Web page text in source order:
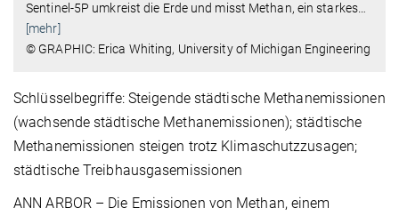
Sentinel-5P umkreist die Erde und misst Methan, ein starkes…
[mehr]
© GRAPHIC: Erica Whiting, University of Michigan Engineering
Schlüsselbegriffe: Steigende städtische Methanemissionen
(wachsende städtische Methanemissionen); städtische
Methanemissionen steigen trotz Klimaschutzzusagen;
städtische Treibhausgasemissionen
ANN ARBOR – Die Emissionen von Methan, einem